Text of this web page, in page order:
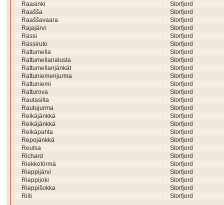
Raasinki
Storfjord
Raašša
Storfjord
Raaššavaara
Storfjord
Rajajärvi
Storfjord
Rässi
Storfjord
Rässiruto
Storfjord
Rattumella
Storfjord
Rattumellanalusta
Storfjord
Rattumellanjänkät
Storfjord
Rattuniemenjurma
Storfjord
Rattuniemi
Storfjord
Ratturova
Storfjord
Rautasilta
Storfjord
Rautujurma
Storfjord
Reikäjänkkä
Storfjord
Reikäjänkkä
Storfjord
Reikäpahta
Storfjord
Repojänkkä
Storfjord
Reutsa
Storfjord
Richard
Storfjord
Riekkotörmä
Storfjord
Rieppijärvi
Storfjord
Rieppijoki
Storfjord
Rieppišokka
Storfjord
Riiti
Storfjord